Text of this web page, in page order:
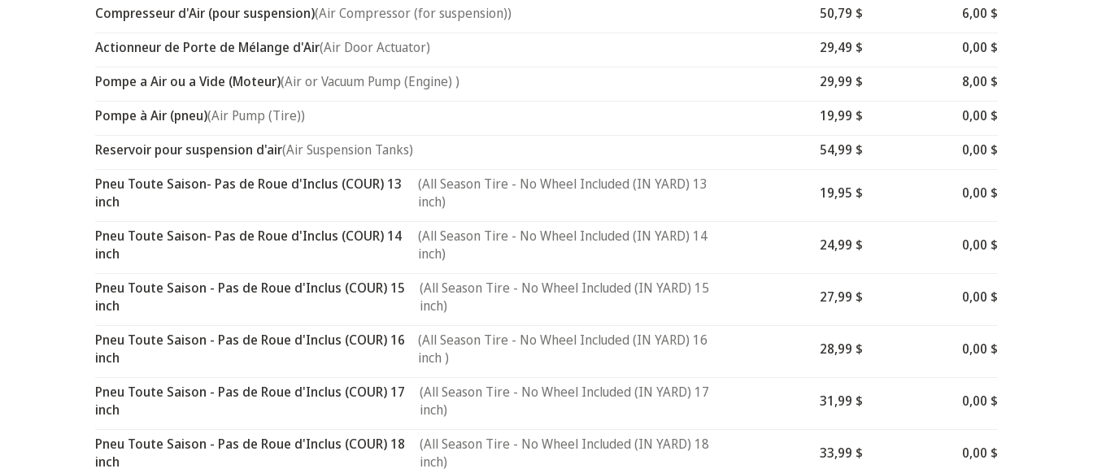
Compresseur d'Air (pour suspension)(Air Compressor (for suspension)) 50,79 $
6,00 $
Actionneur de Porte de Mélange d'Air(Air Door Actuator) 29,49 $
0,00 $
Pompe a Air ou a Vide (Moteur)(Air or Vacuum Pump (Engine) ) 29,99 $
8,00 $
Pompe à Air (pneu)(Air Pump (Tire)) 19,99 $
0,00 $
Reservoir pour suspension d'air(Air Suspension Tanks) 54,99 $
0,00 $
Pneu Toute Saison- Pas de Roue d'Inclus (COUR) 13
inch
(All Season Tire - No Wheel Included (IN YARD) 13
inch)
19,95 $ 0,00 $
Pneu Toute Saison- Pas de Roue d'Inclus (COUR) 14
inch
(All Season Tire - No Wheel Included (IN YARD) 14
inch)
24,99 $ 0,00 $
Pneu Toute Saison - Pas de Roue d'Inclus (COUR) 15
inch
(All Season Tire - No Wheel Included (IN YARD) 15
inch)
27,99 $ 0,00 $
Pneu Toute Saison - Pas de Roue d'Inclus (COUR) 16
inch
(All Season Tire - No Wheel Included (IN YARD) 16
inch )
28,99 $ 0,00 $
Pneu Toute Saison - Pas de Roue d'Inclus (COUR) 17
inch
(All Season Tire - No Wheel Included (IN YARD) 17
inch)
31,99 $ 0,00 $
Pneu Toute Saison - Pas de Roue d'Inclus (COUR) 18
inch
(All Season Tire - No Wheel Included (IN YARD) 18
inch)
33,99 $ 0,00 $